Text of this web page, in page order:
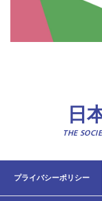
日
THE
プライバシーポリシー